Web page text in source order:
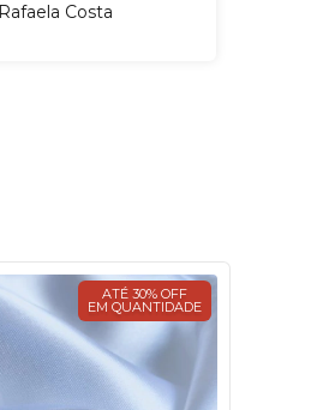
Rafaela Costa
ATÉ 30% OFF
EM QUANTIDADE